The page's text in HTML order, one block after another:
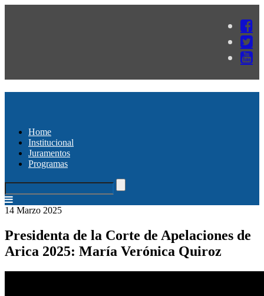
Home
Institucional
Juramentos
Programas
14 Marzo 2025
Presidenta de la Corte de Apelaciones de
Arica 2025: María Verónica Quiroz